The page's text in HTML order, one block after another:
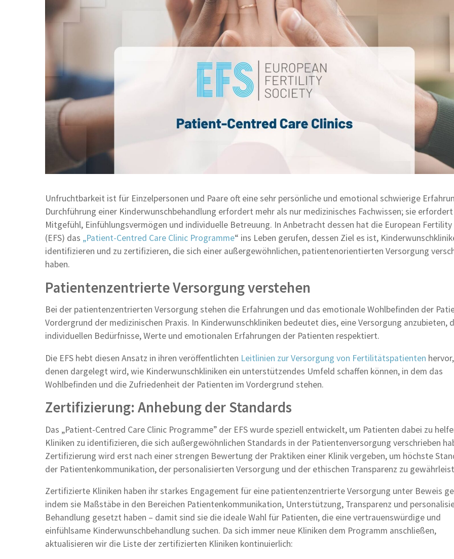
Unfruchtbarkeit ist für Einzelpersonen und Paare oft eine sehr persönliche und emotional schwierige
Durchführung einer Kinderwunschbehandlung erfordert mehr als nur medizinisches Fachwissen; sie erfordert
Mitgefühl, Einfühlungsvermögen und individuelle Betreuung. In Anbetracht dessen hat die European Fertility
(EFS) das „Patient-Centred Care Clinic Programme“ ins Leben gerufen, dessen Ziel es ist,
identifizieren und zu zertifizieren, die sich einer außergewöhnlichen, patientenorientierten Versorgung
haben.
Patientenzentrierte Versorgung verstehen
Bei der patientenzentrierten Versorgung stehen die Erfahrungen und das emotionale Wohlbefinden der
Vordergrund der medizinischen Praxis. In Kinderwunschkliniken bedeutet dies, eine Versorgung anzubieten,
individuellen Bedürfnisse, Werte und emotionalen Erfahrungen der Patienten respektiert.
Die EFS hebt diesen Ansatz in ihren veröffentlichten Leitlinien zur Versorgung von Fertilitätspatienten
denen dargelegt wird, wie Kinderwunschkliniken ein unterstützendes Umfeld schaffen können, in dem das
Wohlbefinden und die Zufriedenheit der Patienten im Vordergrund stehen.
Zertifizierung: Anhebung der Standards
Das „Patient-Centred Care Clinic Programme” der EFS wurde speziell entwickelt, um Patienten dabei zu
Kliniken zu identifizieren, die sich außergewöhnlichen Standards in der Patientenversorgung verschrieben
Zertifizierung wird erst nach einer strengen Bewertung der Praktiken einer Klinik vergeben, um höchste
der Patientenkommunikation, der personalisierten Versorgung und der ethischen Transparenz zu
Zertifizierte Kliniken haben ihr starkes Engagement für eine patientenzentrierte Versorgung unter Beweis
indem sie Maßstäbe in den Bereichen Patientenkommunikation, Unterstützung, Transparenz und
Behandlung gesetzt haben – damit sind sie die ideale Wahl für Patienten, die eine vertrauenswürdige und
einfühlsame Kinderwunschbehandlung suchen. Da sich immer neue Kliniken dem Programm anschließen,
aktualisieren wir die Liste der zertifizierten Kliniken kontinuierlich: